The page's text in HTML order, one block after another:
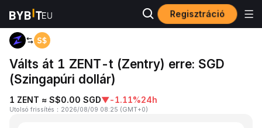
Regisztráció
Kezdőlap ZENT to SGD
Válts át 1 ZENT-t (Zentry) erre: SGD
(Szingapúri dollár)
1 ZENT ≈ S$0.00 SGD▼-1.11%24h
Utolsó frissítés ： 2026/08/09 08:25 (GMT+0)